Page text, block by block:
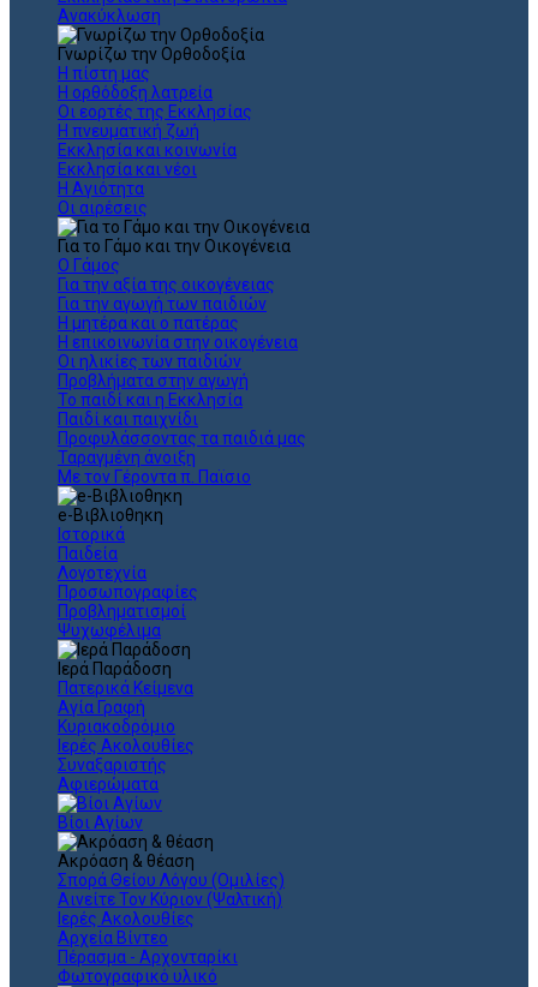
Ανακύκλωση
Γνωρίζω την Ορθοδοξία
Η πίστη μας
Η ορθόδοξη λατρεία
Οι εορτές της Εκκλησίας
Η πνευματική ζωή
Εκκλησία και κοινωνία
Εκκλησία και νέοι
Η Αγιότητα
Οι αιρέσεις
Για το Γάμο και την Οικογένεια
Ο Γάμος
Για την αξία της οικογένειας
Για την αγωγή των παιδιών
Η μητέρα και ο πατέρας
Η επικοινωνία στην οικογένεια
Οι ηλικίες των παιδιών
Προβλήματα στην αγωγή
Το παιδί και η Εκκλησία
Παιδί και παιχνίδι
Προφυλάσσοντας τα παιδιά μας
Ταραγμένη άνοιξη
Με τον Γέροντα π. Παϊσιο
e-Βιβλιοθηκη
Ιστορικά
Παιδεία
Λογοτεχνία
Προσωπογραφίες
Προβληματισμοί
Ψυχωφέλιμα
Ιερά Παράδοση
Πατερικά Κείμενα
Αγία Γραφή
Κυριακοδρόμιο
Ιερές Ακολουθίες
Συναξαριστής
Αφιερώματα
Βίοι Αγίων
Ακρόαση & θέαση
Σπορά Θείου Λόγου (Ομιλίες)
Αινείτε Τον Κύριον (Ψαλτική)
Ιερές Ακολουθίες
Αρχεία Βίντεο
Πέρασμα - Αρχονταρίκι
Φωτογραφικό υλικό